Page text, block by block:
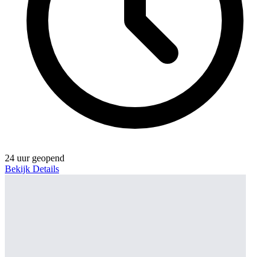
24 uur geopend
Bekijk Details